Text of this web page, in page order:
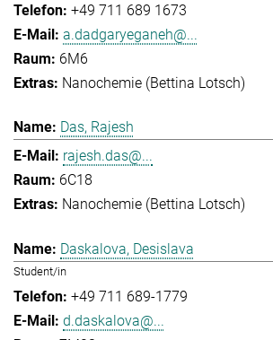
+49 711 689 1673
a.dadgaryeganeh@...
6M6
Nanochemie (Bettina Lotsch)
Das, Rajesh
rajesh.das@...
6C18
Nanochemie (Bettina Lotsch)
Daskalova, Desislava
Student/in
+49 711 689-1779
d.daskalova@...